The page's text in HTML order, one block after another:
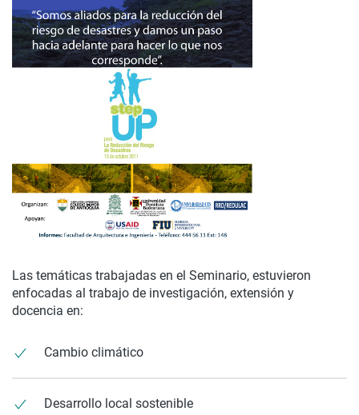
Las temáticas trabajadas en el Seminario, estuvieron
enfocadas al trabajo de investigación, extensión y
docencia en:
Cambio climático
Desarrollo local sostenible